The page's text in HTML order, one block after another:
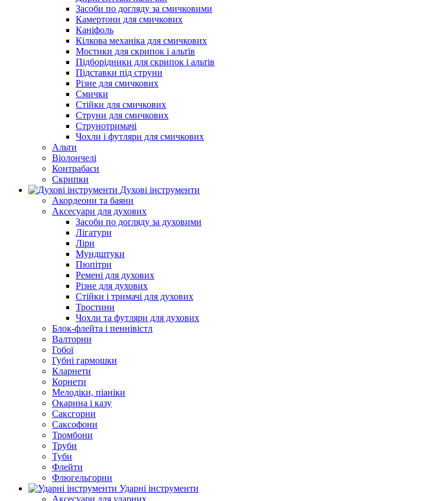
Засоби по догляду за смичковими
Камертони для смичкових
Каніфоль
Кілкова механіка для смичкових
Мостики для скрипок і альтів
Підборiдники для скрипок і альтів
Підставки під струни
Різне для смичкових
Смички
Стійки для смичкових
Струни для смичкових
Струнотримачі
Чохли і футляри для смичкових
Альти
Віолончелі
Контрабаси
Скрипки
Духові інструменти
Акордеони та баяни
Аксесуари для духових
Засоби по догляду за духовими
Лігатури
Ліри
Мундштуки
Пюпітри
Ремені для духових
Різне для духових
Стійки і тримачі для духових
Тростини
Чохли та футляри для духових
Блок-флейта і пеннівістл
Валторни
Гобої
Губні гармошки
Кларнети
Корнети
Мелодіки, піаніки
Окарина і казу
Саксгорни
Саксофони
Тромбони
Труби
Туби
Флейти
Флюгельгорни
Ударні інструменти
Аксесуари для ударних